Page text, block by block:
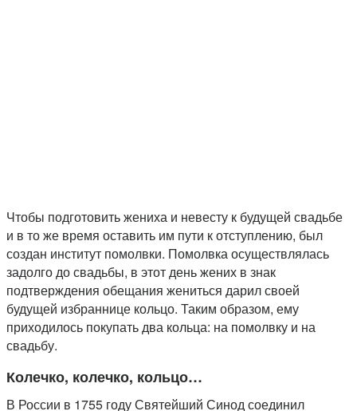
Чтобы подготовить жениха и невесту к будущей свадьбе
и в то же время оставить им пути к отступлению, был
создан институт помолвки. Помолвка осуществлялась
задолго до свадьбы, в этот день жених в знак
подтверждения обещания жениться дарил своей
будущей избраннице кольцо. Таким образом, ему
приходилось покупать два кольца: на помолвку и на
свадьбу.
Колечко, колечко, кольцо…
В России в 1755 году Святейший Синод соединил